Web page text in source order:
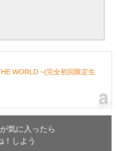
WORLD ~(完全初回限定生
気に入ったら
！しよう